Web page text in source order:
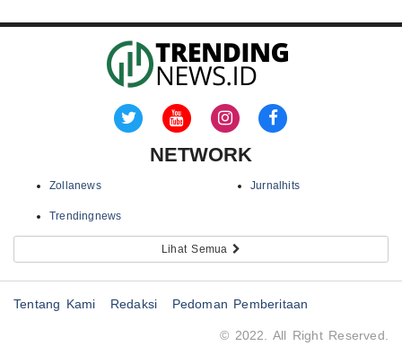
NETWORK
Zollanews Jurnalhits
Trendingnews
Lihat Semua
Tentang Kami Redaksi Pedoman Pemberitaan
© 2022. All Right Reserved.